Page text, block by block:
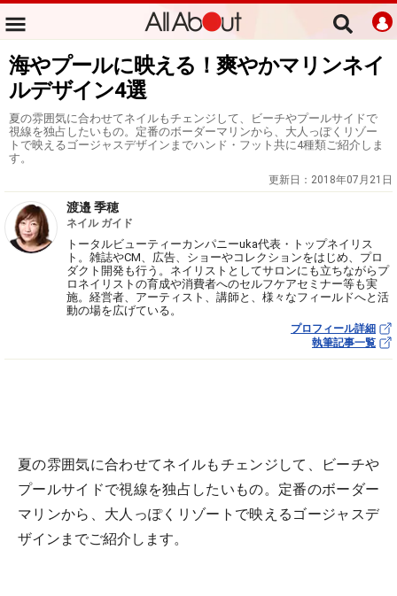
海やプールに映える！爽やかマリンネイ
ルデザイン4選
夏の雰囲気に合わせてネイルもチェンジして、ビーチやプールサイドで
視線を独占したいもの。定番のボーダーマリンから、大人っぽくリゾー
トで映えるゴージャスデザインまでハンド・フット共に4種類ご紹介しま
す。
更新日： 2018年07月21日
渡邉 季穂
ネイル ガイド
トータルビューティーカンパニーuka代表・トップネイリス
ト。雑誌やCM、広告、ショーやコレクションをはじめ、プロ
ダクト開発も行う。ネイリストとしてサロンにも立ちながらプ
ロネイリストの育成や消費者へのセルフケアセミナー等も実
施。経営者、アーティスト、講師と、様々なフィールドへと活
動の場を広げている。
プロフィール詳細
執筆記事一覧
夏の雰囲気に合わせてネイルもチェンジして、ビーチや
プールサイドで視線を独占したいもの。定番のボーダー
マリンから、大人っぽくリゾートで映えるゴージャスデ
ザインまでご紹介します。